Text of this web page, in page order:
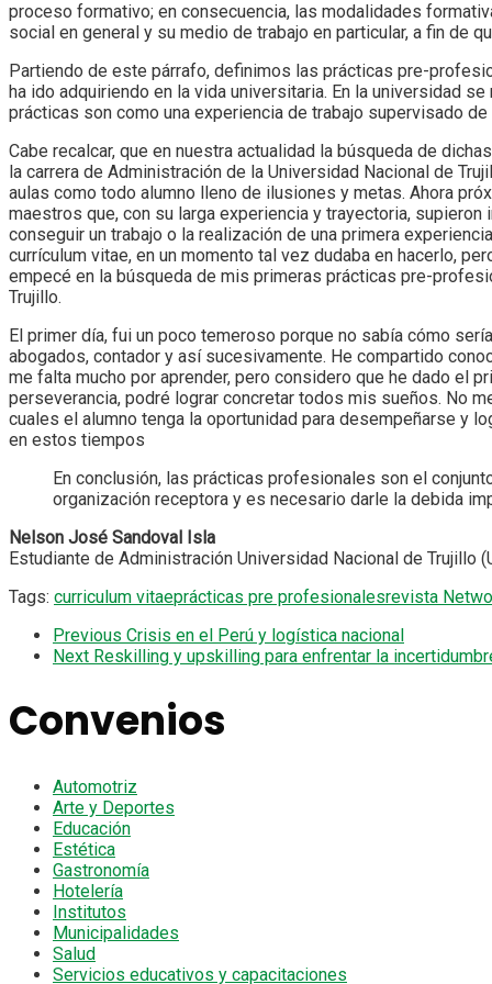
proceso formativo; en consecuencia, las modalidades
social en general y su medio de trabajo en particular, a fin de
Partiendo de este párrafo, definimos las prácticas pre-
ha ido adquiriendo en la vida universitaria. En la universidad
prácticas son como una experiencia de trabajo supervisado
Cabe recalcar, que en nuestra actualidad la búsqueda de
la carrera de Administración de la Universidad Nacional de
aulas como todo alumno lleno de ilusiones y metas. Ahora
maestros que, con su larga experiencia y trayectoria,
conseguir un trabajo o la realización de una primera
currículum vitae, en un momento tal vez dudaba en hacerlo,
empecé en la búsqueda de mis primeras prácticas pre-
Trujillo.
El primer día, fui un poco temeroso porque no sabía cómo
abogados, contador y así sucesivamente. He compartido
me falta mucho por aprender, pero considero que he dado el
perseverancia, podré lograr concretar todos mis sueños. No
cuales el alumno tenga la oportunidad para desempeñarse y
en estos tiempos
En conclusión, las prácticas profesionales son el
organización receptora y es necesario darle la debida
Nelson José Sandoval Isla
Estudiante de Administración Universidad Nacional de Trujillo
Tags: curriculum vitaeprácticas pre profesionalesrevista
Previous Crisis en el Perú y logística nacional
Next Reskilling y upskilling para enfrentar la
Convenios
Automotriz
Arte y Deportes
Educación
Estética
Gastronomía
Hotelería
Institutos
Municipalidades
Salud
Servicios educativos y capacitaciones